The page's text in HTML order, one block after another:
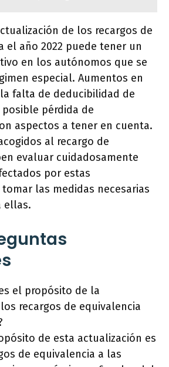
de los recargos de
el año 2022 puede tener un
en los autónomos que se
especial. Aumentos en
falta de deducibilidad de
pérdida de
aspectos a tener en cuenta.
al recargo de
evaluar cuidadosamente
por estas
las medidas necesarias
ellas.
el propósito de la
recargos de equivalencia
de esta actualización es
de equivalencia a las